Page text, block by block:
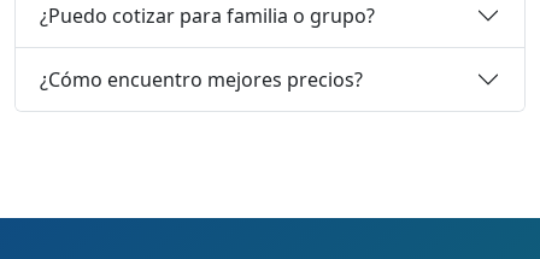
¿Puedo cotizar para familia o grupo?
¿Cómo encuentro mejores precios?